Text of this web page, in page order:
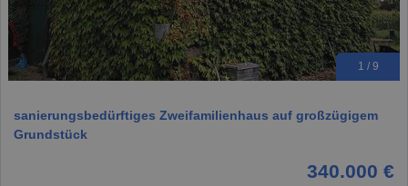
1 / 9
sanierungsbedürftiges Zweifamilienhaus auf großzügigem
Grundstück
340.000 €